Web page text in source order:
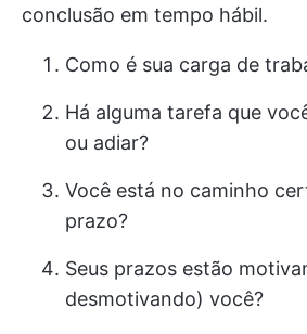
conclusão em tempo hábil.
Como é sua carga de
Há alguma tarefa que
ou adiar?
Você está no caminho
prazo?
Seus prazos estão
desmotivando) você?